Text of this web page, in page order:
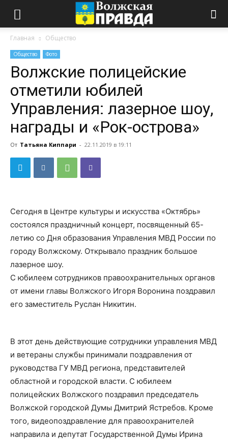
Главная Общество
Общество Фото
Волжские полицейские
отметили юбилей
Управления: лазерное шоу,
награды и «Рок-острова»
От Татьяна Киппари - 22.11.2019 в 19:11
Сегодня в Центре культуры и искусства «Октябрь»
состоялся праздничный концерт, посвященный 65-
летию со Дня образования Управления МВД России по
городу Волжскому. Открывало праздник большое
лазерное шоу.
С юбилеем сотрудников правоохранительных органов
от имени главы Волжского Игоря Воронина поздравил
его заместитель Руслан Никитин.
В этот день действующие сотрудники управления МВД
и ветераны службы принимали поздравления от
руководства ГУ МВД региона, представителей
областной и городской власти. С юбилеем
полицейских Волжского поздравил председатель
Волжской городской Думы Дмитрий Ястребов. Кроме
того, видеопоздравление для правоохранителей
направила и депутат Государственной Думы Ирина